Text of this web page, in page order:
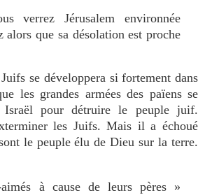
verrez Jérusalem environnée
alors que sa désolation est proche
se développera si fortement dans
les grandes armées des païens se
Israël pour détruire le peuple juif.
les Juifs. Mais il a échoué
le peuple élu de Dieu sur la terre.
à cause de leurs pères »